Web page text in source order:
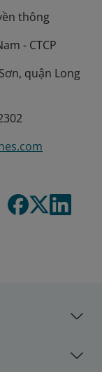
thông
- CTCP
quận Long